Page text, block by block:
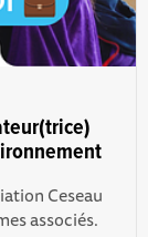
Ceseau
associés.